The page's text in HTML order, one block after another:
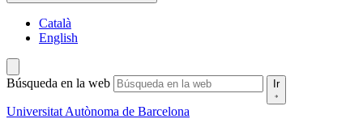
Català
English
Búsqueda en la web Ir
Universitat Autònoma de Barcelona